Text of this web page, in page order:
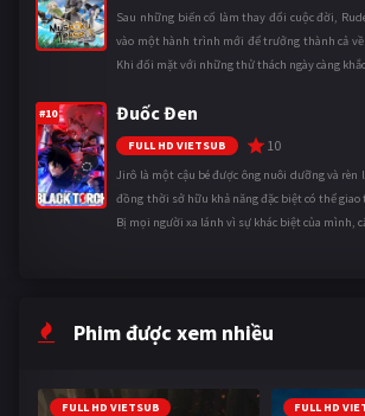
Sau những biến cố làm thay đổi cuộc đời,
vào một hành trình mới để trưởng thành cả
Khi đối mặt với những thử thách ngày càng
#10 Đuốc Đen
FULL HD VIETSUB 10
Jirô là một cậu bé được ông nuôi dưỡng và
đồng thời sở hữu khả năng đặc biệt có thể giao
Bị mọi người xa lánh vì sự khác biệt của mình,
Phim được xem nhiều
FULL HD VIETSUB FULL HD